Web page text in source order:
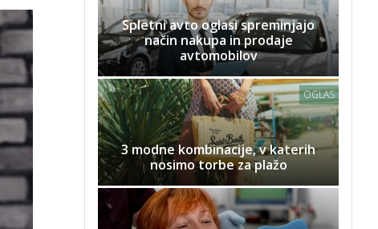
Spletni avto oglasi spreminjajo
način nakupa in prodaje
avtomobilov
OGLAS
3 modne kombinacije, v katerih
nosimo torbe za plažo